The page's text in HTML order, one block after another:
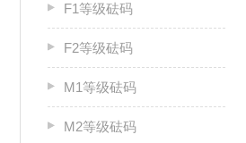
F1等级砝码
F2等级砝码
M1等级砝码
M2等级砝码